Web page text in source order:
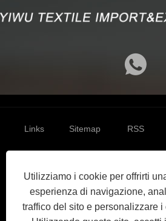
Utilizziamo i cookie per offrirti
esperienza di navigazione,
traffico del sito e personalizzare i
Links Sitemap RSS